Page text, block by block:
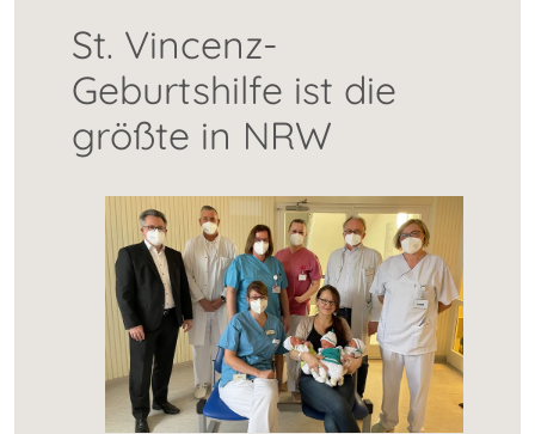
St. Vincenz-
Geburtshilfe ist die
größte in NRW